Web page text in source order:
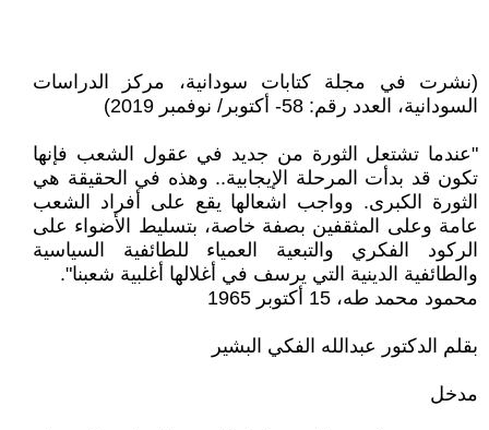
(نشرت في مجلة كتابات سودانية، مركز الدراسات
السودانية، العدد رقم: 58- أكتوبر/ نوفمبر 2019)
"عندما تشتعل الثورة من جديد في عقول الشعب فإنها
تكون قد بدأت المرحلة الإيجابية.. وهذه في الحقيقة هي
الثورة الكبرى. وواجب اشعالها يقع على أفراد الشعب
عامة وعلى المثقفين بصفة خاصة، بتسليط الأضواء على
الركود الفكري والتبعية العمياء للطائفية السياسية
والطائفية الدينية التي يرسف في أغلالها أغلبية شعبنا".
محمود محمد طه، 15 أكتوبر 1965
بقلم الدكتور عبدالله الفكي البشير
مدخل